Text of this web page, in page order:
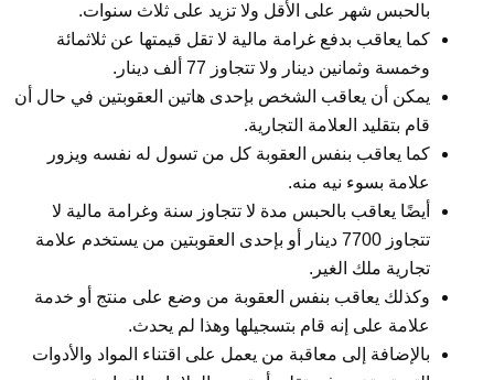
بالحبس شهر على الأقل ولا تزيد على ثلاث سنوات.
كما يعاقب بدفع غرامة مالية لا تقل قيمتها عن ثلاثمائة
وخمسة وثمانين دينار ولا تتجاوز 77 ألف دينار.
يمكن أن يعاقب الشخص بإحدى هاتين العقوبتين في حال أن
قام بتقليد العلامة التجارية.
كما يعاقب بنفس العقوبة كل من تسول له نفسه ويزور
علامة بسوء نيه منه.
أيضًا يعاقب بالحبس مدة لا تتجاوز سنة وغرامة مالية لا
تتجاوز 7700 دينار أو بإحدى العقوبتين من يستخدم علامة
تجارية ملك الغير.
وكذلك يعاقب بنفس العقوبة من وضع على منتج أو خدمة
علامة على إنه قام بتسجيلها وهذا لم يحدث.
بالإضافة إلى معاقبة من يعمل على اقتناء المواد والأدوات